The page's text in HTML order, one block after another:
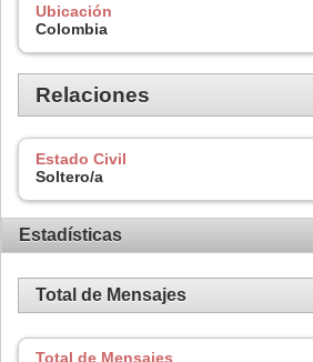
Ubicación
Colombia
Relaciones
Estado Civil
Soltero/a
Estadísticas
Total de Mensajes
Total de Mensajes